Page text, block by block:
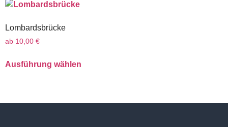
Lombardsbrücke
ab 10,00 €
Ausführung wählen